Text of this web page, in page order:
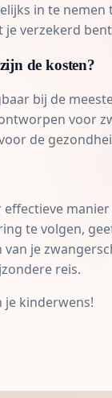
in te
verzekerd
de kosten?
bij de
voor
de
te volgen,
je
reis.
je kinderwens!